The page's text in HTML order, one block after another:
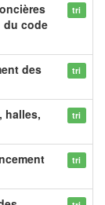
du code
tri
des
tri
halles,
tri
tri